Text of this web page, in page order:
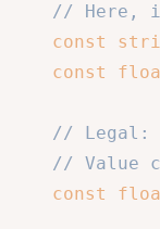
// Here,
const
const
// Legal:
// Value
const